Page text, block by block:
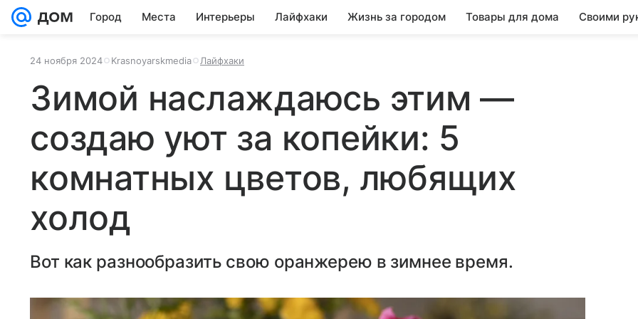
Город Места Интерьеры Лайфхаки Жизнь за городом Товары для дома Своими
24 ноября 2024 Krasnoyarskmedia Лайфхаки
Зимой наслаждаюсь этим —
создаю уют за копейки: 5
комнатных цветов, любящих
холод
Вот как разнообразить свою оранжерею в зимнее время.